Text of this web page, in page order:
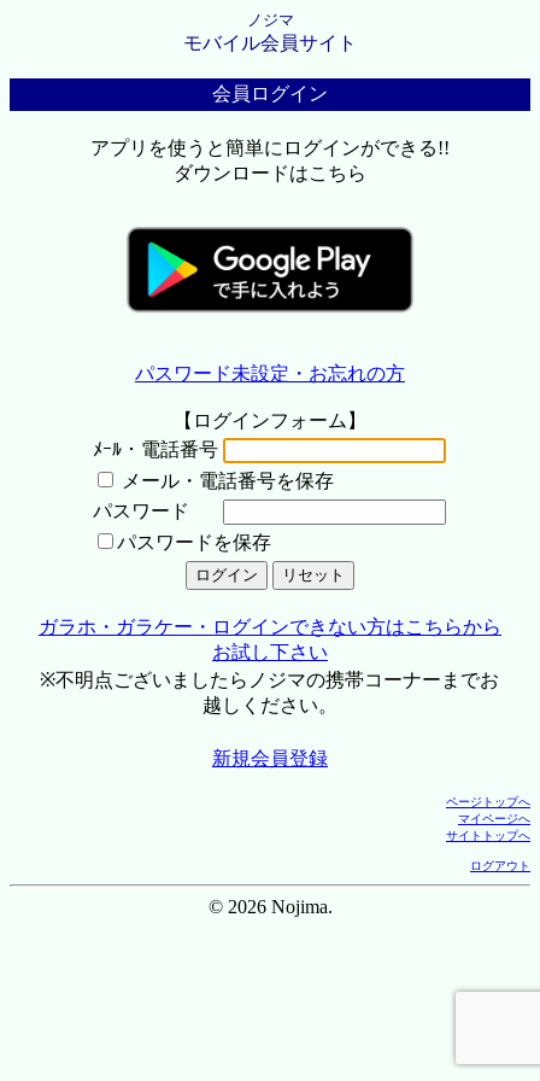
ノジマ
モバイル会員サイト
会員ログイン
アプリを使うと簡単にログインができる!!
ダウンロードはこちら
パスワード未設定・お忘れの方
【ログインフォーム】
ﾒｰﾙ・電話番号
メール・電話番号を保存
パスワード
パスワードを保存
ガラホ・ガラケー・ログインできない方はこちらから
お試し下さい
※不明点ございましたらノジマの携帯コーナーまでお
越しください。
新規会員登録
ページトップへ
マイページへ
サイトトップへ
ログアウト
© 2026 Nojima.